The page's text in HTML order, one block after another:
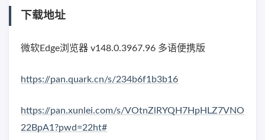
下载地址
微软Edge浏览器 v148.0.3967.96 多语便携版
https://pan.quark.cn/s/234b6f1b3b16
https://pan.xunlei.com/s/VOtnZlRYQH7HpHLZ7VNO
22BpA1?pwd=22ht#